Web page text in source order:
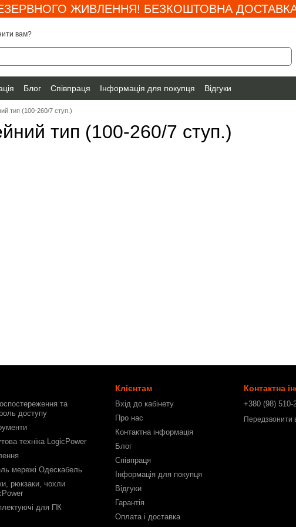
ЖИВЛЕННЯ! БЕЗКОШТОВНА ДОСТАВКА
вам?
Блог Співпраця Інформація для покупця
Відгуки
тип (100-260/7 ступ.)
тип (100-260/7 ступ.)
та
доступу
техніка LogicPower
мережі Одескабель
рюкзаки, чохли
для ПК
Клієнтам
Вхід до кабінету
Про нас
Контактна інформація
Блог
Співпраця
Інформація для покупця
Відгуки
Гарантія
Оплата і доставка
Контактна
+380 (98) 510-
Передзвонити